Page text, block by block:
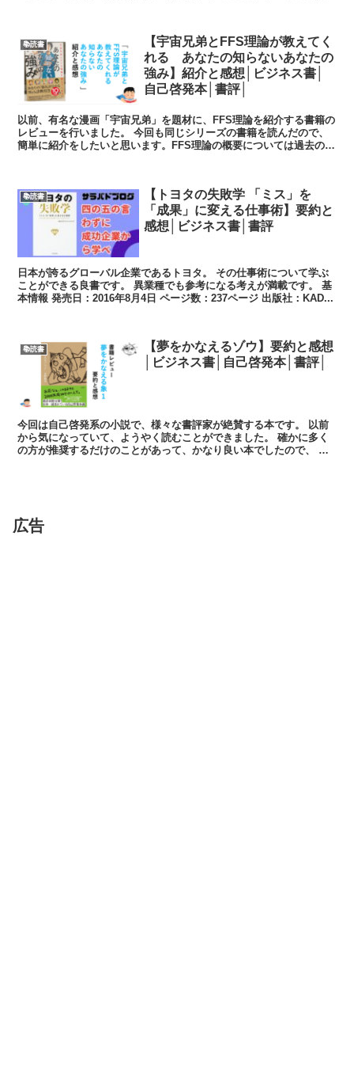
📚読書
【宇宙兄弟とFFS理論が教えてく
れる あなたの知らないあなたの
強み】紹介と感想│ビジネス書│
自己啓発本│書評│
以前、有名な漫画「宇宙兄弟」を題材に、FFS理論を紹介する書籍の
レビューを行いました。 今回も同じシリーズの書籍を読んだので、
簡単に紹介をしたいと思います。FFS理論の概要については過去のレ
📚読書
【トヨタの失敗学 「ミス」を
「成果」に変える仕事術】要約と
感想│ビジネス書│書評
日本が誇るグローバル企業であるトヨタ。 その仕事術について学ぶ
ことができる良書です。 異業種でも参考になる考えが満載です。 基
本情報 発売日：2016年8月4日 ページ数：237ページ 出版社：KAD...
📚読書
【夢をかなえるゾウ】要約と感想
│ビジネス書│自己啓発本│書評│
今回は自己啓発系の小説で、様々な書評家が絶賛する本です。 以前
から気になっていて、ようやく読むことができました。 確かに多く
の方が推奨するだけのことがあって、かなり良い本でしたので、 私
広告